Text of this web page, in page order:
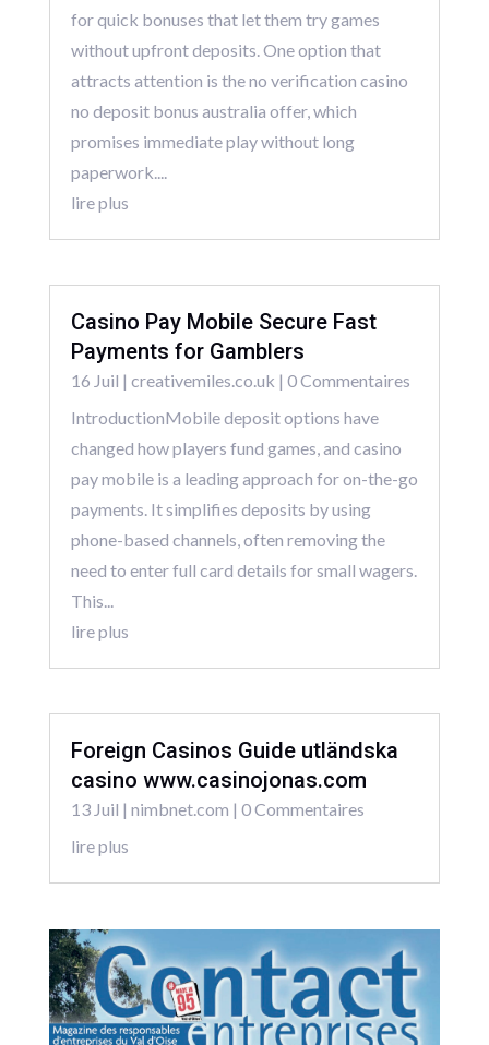
for quick bonuses that let them try games
without upfront deposits. One option that
attracts attention is the no verification casino
no deposit bonus australia offer, which
promises immediate play without long
paperwork....
lire plus
Casino Pay Mobile Secure Fast
Payments for Gamblers
16 Juil | creativemiles.co.uk | 0 Commentaires
IntroductionMobile deposit options have
changed how players fund games, and casino
pay mobile is a leading approach for on-the-go
payments. It simplifies deposits by using
phone-based channels, often removing the
need to enter full card details for small wagers.
This...
lire plus
Foreign Casinos Guide utländska
casino www.casinojonas.com
13 Juil | nimbnet.com | 0 Commentaires
lire plus